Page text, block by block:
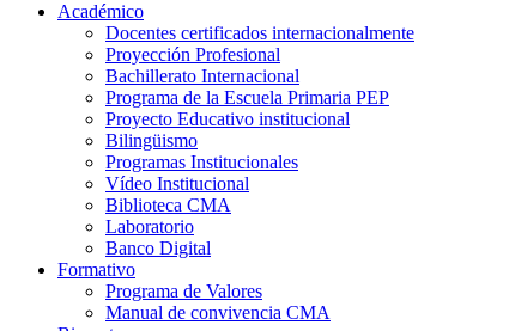
Académico
Docentes certificados internacionalmente
Proyección Profesional
Bachillerato Internacional
Programa de la Escuela Primaria PEP
Proyecto Educativo institucional
Bilingüismo
Programas Institucionales
Vídeo Institucional
Biblioteca CMA
Laboratorio
Banco Digital
Formativo
Programa de Valores
Manual de convivencia CMA